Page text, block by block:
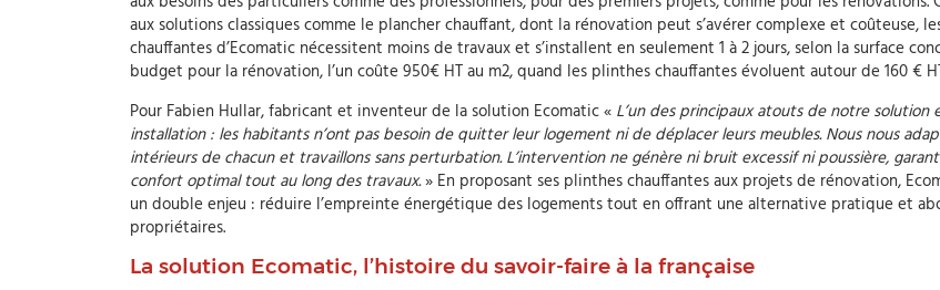
aux solutions classiques comme le plancher chauffant, dont la rénovation peut s’avérer complexe et coûteuse,
chauffantes d’Ecomatic nécessitent moins de travaux et s’installent en seulement 1 à 2 jours, selon la surface
budget pour la rénovation, l’un coûte 950€ HT au m2, quand les plinthes chauffantes évoluent autour de 160 €
Pour Fabien Hullar, fabricant et inventeur de la solution Ecomatic « L’un des principaux atouts de notre solution
installation : les habitants n’ont pas besoin de quitter leur logement ni de déplacer leurs meubles. Nous nous
intérieurs de chacun et travaillons sans perturbation. L’intervention ne génère ni bruit excessif ni poussière,
confort optimal tout au long des travaux.» En proposant ses plinthes chauffantes aux projets de rénovation,
un double enjeu : réduire l’empreinte énergétique des logements tout en offrant une alternative pratique et
propriétaires.
La solution Ecomatic, l’histoire du savoir-faire à la française